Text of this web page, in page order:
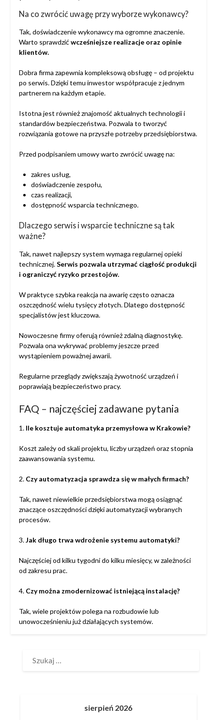
Na co zwrócić uwagę przy wyborze wykonawcy?
Tak, doświadczenie wykonawcy ma ogromne znaczenie.
Warto sprawdzić wcześniejsze realizacje oraz opinie
klientów.
Dobra firma zapewnia kompleksową obsługę – od projektu
po serwis. Dzięki temu inwestor współpracuje z jednym
partnerem na każdym etapie.
Istotna jest również znajomość aktualnych technologii i
standardów bezpieczeństwa. Pozwala to tworzyć
rozwiązania gotowe na przyszłe potrzeby przedsiębiorstwa.
Przed podpisaniem umowy warto zwrócić uwagę na:
zakres usług,
doświadczenie zespołu,
czas realizacji,
dostępność wsparcia technicznego.
Dlaczego serwis i wsparcie techniczne są tak
ważne?
Tak, nawet najlepszy system wymaga regularnej opieki
technicznej.Serwis pozwala utrzymać ciągłość produkcji
i ograniczyć ryzyko przestojów.
W praktyce szybka reakcja na awarię często oznacza
oszczędność wielu tysięcy złotych. Dlatego dostępność
specjalistów jest kluczowa.
Nowoczesne firmy oferują również zdalną diagnostykę.
Pozwala ona wykrywać problemy jeszcze przed
wystąpieniem poważnej awarii.
Regularne przeglądy zwiększają żywotność urządzeń i
poprawiają bezpieczeństwo pracy.
FAQ – najczęściej zadawane pytania
1. Ile kosztuje automatyka przemysłowa w Krakowie?
Koszt zależy od skali projektu, liczby urządzeń oraz stopnia
zaawansowania systemu.
2. Czy automatyzacja sprawdza się w małych firmach?
Tak, nawet niewielkie przedsiębiorstwa mogą osiągnąć
znaczące oszczędności dzięki automatyzacji wybranych
procesów.
3.Jak długo trwa wdrożenie systemu automatyki?
Najczęściej od kilku tygodni do kilku miesięcy, w zależności
od zakresu prac.
4. Czy można zmodernizować istniejącą instalację?
Tak, wiele projektów polega na rozbudowie lub
unowocześnieniu już działających systemów.
sierpień 2026